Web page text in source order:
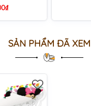
SẢN PHẨM ĐÃ XEM